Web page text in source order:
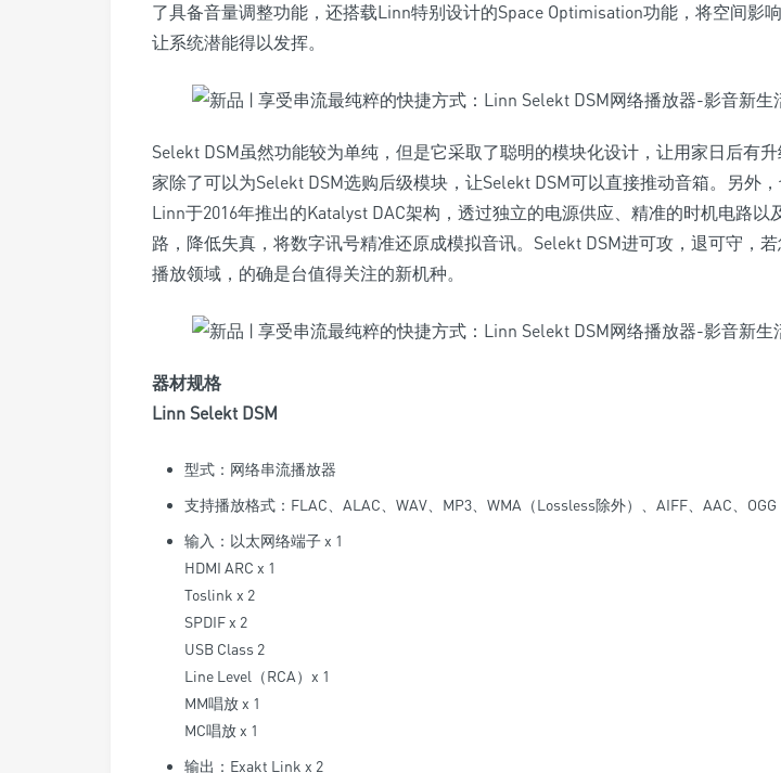
了具备音量调整功能，还搭载Linn特别设计的Space Optimisation功能，将空间影
让系统潜能得以发挥。
Selekt DSM虽然功能较为单纯，但是它采取了聪明的模块化设计，让用家日后有
家除了可以为Selekt DSM选购后级模块，让Selekt DSM可以直接推动音箱。另外
Linn于2016年推出的Katalyst DAC架构，透过独立的电源供应、精准的时机电路以
路，降低失真，将数字讯号精准还原成模拟音讯。Selekt DSM进可攻，退可守，
播放领域，的确是台值得关注的新机种。
器材规格
Linn Selekt DSM
型式：网络串流播放器
支持播放格式：FLAC、ALAC、WAV、MP3、WMA（Lossless除外）、AIFF、AAC、OGG
输入：以太网络端子 x 1
HDMI ARC x 1
Toslink x 2
SPDIF x 2
USB Class 2
Line Level（RCA）x 1
MM唱放 x 1
MC唱放 x 1
输出：Exakt Link x 2